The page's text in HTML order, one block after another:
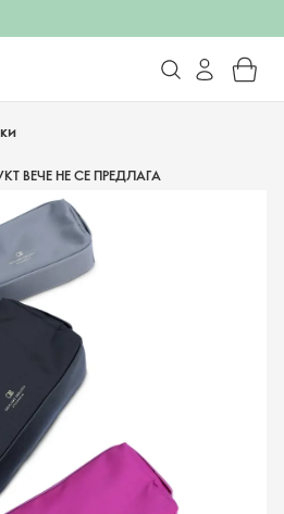
ВЕЧЕ НЕ СЕ ПРЕДЛАГА